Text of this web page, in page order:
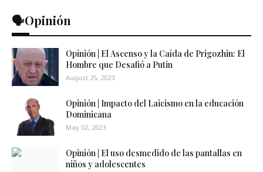
🗣️Opinión
Opinión | El Ascenso y la Caída de Prigozhin: El
Hombre que Desafió a Putin
August 25, 2023
Opinión | Impacto del Laicismo en la educación
Dominicana
May 02, 2023
Opinión | El uso desmedido de las pantallas en
niños y adolescentes